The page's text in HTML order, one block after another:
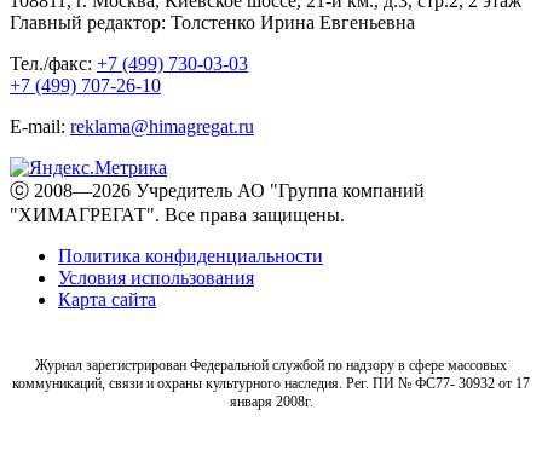
Главный редактор: Толстенко Ирина Евгеньевна
Тел./факс: +7 (499) 730-03-03
+7 (499) 707-26-10
E-mail: reklama@himagregat.ru
ⓒ 2008—2026 Учредитель АО "Группа компаний
"ХИМАГРЕГАТ". Все права защищены.
Политика конфиденциальности
Условия использования
Карта сайта
Журнал зарегистрирован Федеральной службой по надзору в сфере массовых
коммуникаций, связи и охраны культурного наследия. Рег. ПИ № ФС77- 30932 от 17
января 2008г.